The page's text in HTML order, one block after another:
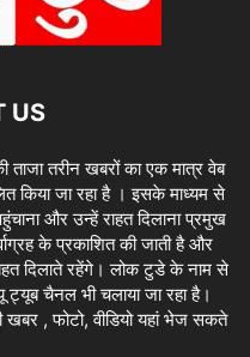
US
तरीन खबरों का एक मात्र वेब
किया जा रहा है । इसके माध्यम से
और उन्हें राहत दिलाना प्रमुख
के प्रकाशित की जाती है और
दिलाते रहेंगे। लोक टुडे के नाम से
ट्यूब चैनल भी चलाया जा रहा है।
, फोटो, वीडियो यहां भेज सकते